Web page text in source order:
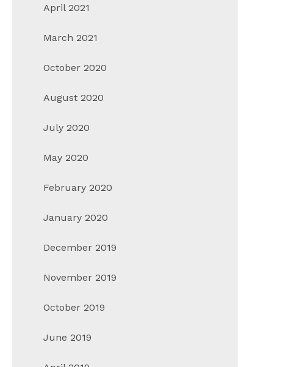
April 2021
March 2021
October 2020
August 2020
July 2020
May 2020
February 2020
January 2020
December 2019
November 2019
October 2019
June 2019